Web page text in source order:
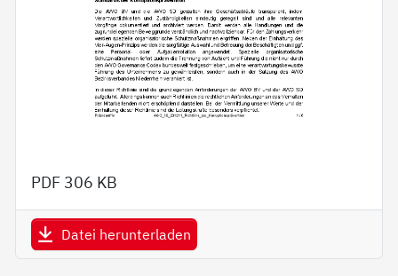
PDF 306 KB
Datei herunterladen